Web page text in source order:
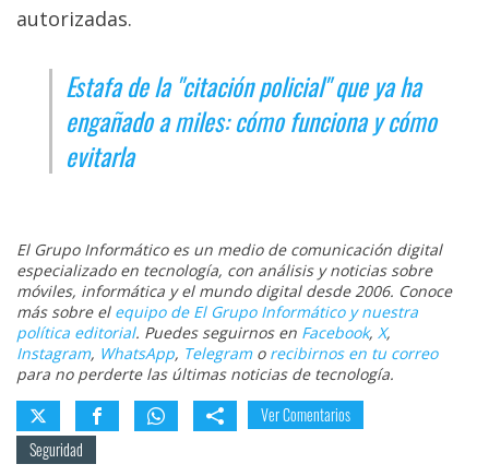
autorizadas.
Estafa de la "citación policial" que ya ha
engañado a miles: cómo funciona y cómo
evitarla
El Grupo Informático es un medio de comunicación digital
especializado en tecnología, con análisis y noticias sobre
móviles, informática y el mundo digital desde 2006. Conoce
más sobre el equipo de El Grupo Informático y nuestra
política editorial. Puedes seguirnos en Facebook, X,
Instagram, WhatsApp, Telegramo recibirnos en tu correo
para no perderte las últimas noticias de tecnología.
Ver Comentarios
Seguridad